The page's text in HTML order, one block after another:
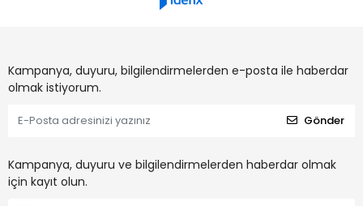
Kampanya, duyuru, bilgilendirmelerden e-posta ile haberdar
olmak istiyorum.
Gönder
Kampanya, duyuru ve bilgilendirmelerden haberdar olmak
için kayıt olun.